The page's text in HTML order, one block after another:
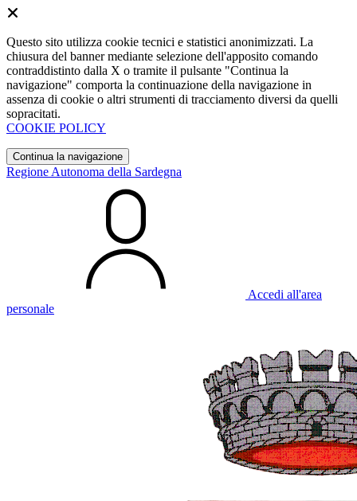
Questo sito utilizza cookie tecnici e statistici anonimizzati. La
chiusura del banner mediante selezione dell'apposito comando
contraddistinto dalla X o tramite il pulsante "Continua la
navigazione" comporta la continuazione della navigazione in
assenza di cookie o altri strumenti di tracciamento diversi da quelli
sopracitati.
COOKIE POLICY
Continua la navigazione
Regione Autonoma della Sardegna
Accedi all'area
personale